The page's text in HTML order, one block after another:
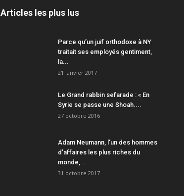
Articles les plus lus
Parce qu’un juif orthodoxe à NY
traitait ses employés gentiment,
la...
21 janvier 2017
Le Grand rabbin sefarade : « En
Syrie se passe une Shoah....
27 octobre 2016
Adam Neumann, l’un des hommes
d’affaires les plus riches du
monde,...
31 octobre 2017